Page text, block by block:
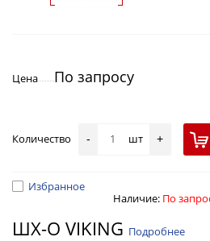
Цена По запросу
Количество - шт +
Избранное
Наличие: По
ШХ-О VIKING Подробнее